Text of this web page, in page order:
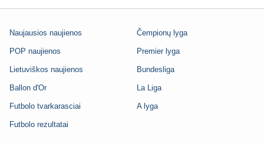
Naujausios naujienos
POP naujienos
Lietuviškos naujienos
Ballon d'Or
Futbolo tvarkarasciai
Futbolo rezultatai
Čempionų lyga
Premier lyga
Bundesliga
La Liga
A lyga